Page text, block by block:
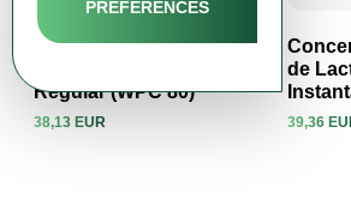
PREFERENCES
Voir le produit
Concentré de Protéines
Regular (WPC 80)
38,13 EUR
de
39,36